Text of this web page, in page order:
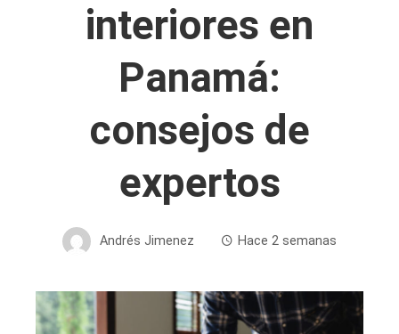
interiores en
Panamá:
consejos de
expertos
Andrés Jimenez Hace 2 semanas